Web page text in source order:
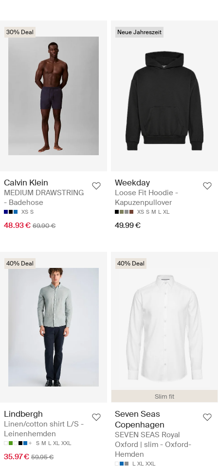
30% Deal
Calvin Klein
MEDIUM DRAWSTRING
- Badehose
XS S
48.93 € 69.90 €
Neue Jahreszeit
Weekday
Loose Fit Hoodie -
Kapuzenpullover
XS S M L XL
49.99 €
40% Deal
Lindbergh
Linen/cotton shirt L/S -
Leinenhemden
S M L XL XXL
35.97 € 59.95 €
Slim fit
40% Deal
Seven Seas
Copenhagen
SEVEN SEAS Royal
Oxford | slim - Oxford-
Hemden
L XL XXL